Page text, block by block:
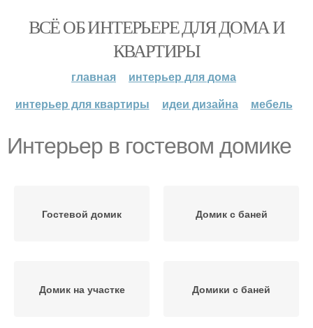
ВСЁ ОБ ИНТЕРЬЕРЕ ДЛЯ ДОМА И
КВАРТИРЫ
главная
интерьер для дома
интерьер для квартиры
идеи дизайна мебель
Интерьер в гостевом домике
Гостевой домик Домик с баней
Домик на участке Домики с баней